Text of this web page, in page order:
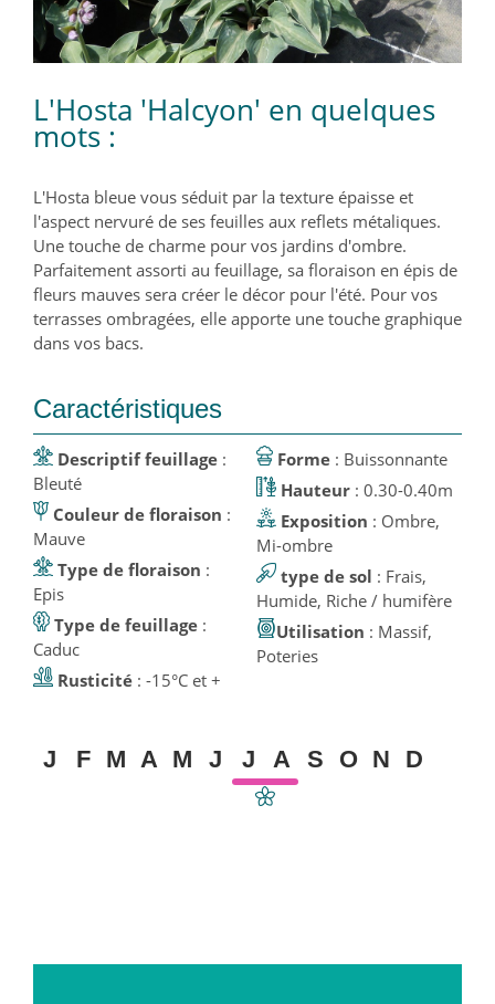
L'Hosta 'Halcyon' en quelques
mots :
L'Hosta bleue vous séduit par la texture épaisse et
l'aspect nervuré de ses feuilles aux reflets métaliques.
Une touche de charme pour vos jardins d'ombre.
Parfaitement assorti au feuillage, sa floraison en épis de
fleurs mauves sera créer le décor pour l'été. Pour vos
terrasses ombragées, elle apporte une touche graphique
dans vos bacs.
Caractéristiques
Descriptif feuillage :
Bleuté
Couleur de floraison :
Mauve
Type de floraison :
Epis
Type de feuillage :
Caduc
Rusticité : -15°C et +
Forme
: Buissonnante
Hauteur: 0.30-0.40m
Exposition : Ombre,
Mi-ombre
type de sol : Frais,
Humide, Riche / humifère
Utilisation : Massif,
Poteries
J F M A M J J A S O N D